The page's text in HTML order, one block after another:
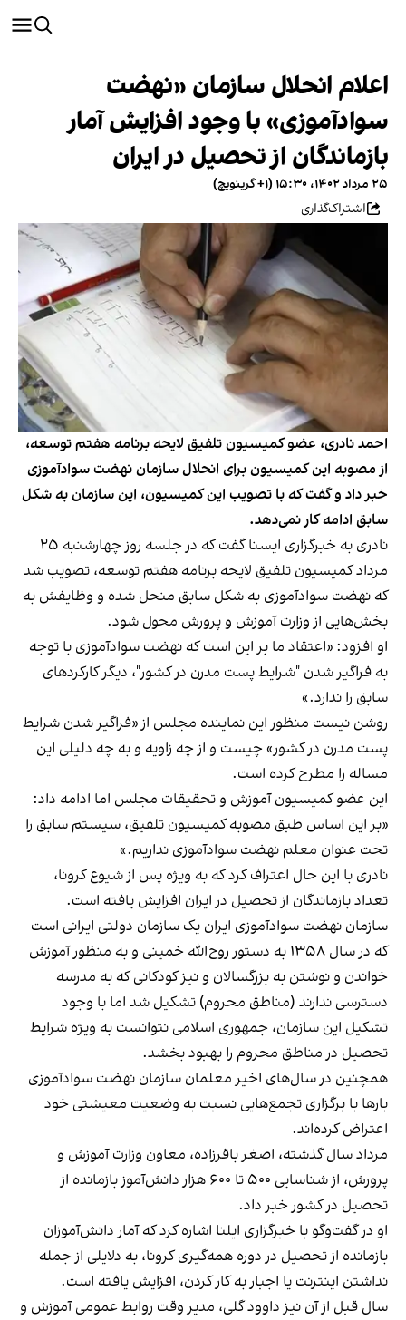
اعلام انحلال سازمان «نهضت
سوادآموزی» با وجود افزایش آمار
بازماندگان از تحصیل در ایران
۲۵ مرداد ۱۴۰۲، ۱۵:۳۰ (‎+۱ گرینویچ)
اشتراک‌گذاری
احمد نادری، عضو کمیسیون تلفیق لایحه برنامه هفتم توسعه،
از مصوبه این کمیسیون برای انحلال سازمان نهضت سوادآموزی
خبر داد و گفت که با تصویب این کمیسیون، این سازمان به شکل
سابق ادامه کار نمی‌دهد.
نادری به خبرگزاری ایسنا گفت که در جلسه روز چهارشنبه ۲۵
مرداد کمیسیون تلفیق لایحه برنامه هفتم توسعه، تصویب شد
که نهضت سوادآموزی به شکل سابق منحل شده و وظایفش به
بخش‌هایی از وزارت آموزش و پرورش محول شود.
او افزود: «اعتقاد ما بر این است که نهضت سوادآموزی با توجه
به فراگیر شدن "شرایط پست مدرن در کشور"، دیگر کارکردهای
سابق را ندارد.»
روشن نیست منظور این نماینده مجلس از «فراگیر شدن شرایط
پست مدرن در کشور» چیست و از چه زاویه و به چه دلیلی این
مساله را مطرح کرده است.
این عضو کمیسیون آموزش و تحقیقات مجلس اما ادامه داد:
«بر این اساس طبق مصوبه کمیسیون تلفیق‌،‌ سیستم سابق را
تحت عنوان معلم نهضت سوادآموزی نداریم.»
نادری با این حال اعتراف کرد که به ویژه پس از شیوع کرونا،
تعداد بازماندگان از تحصیل در ایران افزایش یافته است.
سازمان نهضت سوادآموزی ایران یک سازمان دولتی ایرانی است
که در سال ۱۳۵۸ به دستور روح‌الله خمینی و به منظور آموزش
خواندن و نوشتن به بزرگسالان و نیز کودکانی که به مدرسه
دسترسی ندارند (مناطق محروم) تشکیل شد اما با وجود
تشکیل این سازمان، جمهوری اسلامی نتوانست به ویژه شرایط
تحصیل در مناطق محروم را بهبود بخشد.
همچنین در سال‌های اخیر معلمان سازمان نهضت سوادآموزی
بارها با برگزاری تجمع‌هایی نسبت به وضعیت معیشتی خود
اعتراض کرده‌اند.
مرداد سال گذشته، اصغر باقرزاده، معاون وزارت آموزش و
پرورش، از شناسایی ۵۰۰ تا ۶۰۰ هزار دانش‌آموز بازمانده از
تحصیل در کشور خبر داد.
او در گفت‌وگو با خبرگزاری ایلنا اشاره کرد که آمار دانش‌آموزان
بازمانده از تحصیل در دوره همه‌گیری کرونا، به دلایلی از جمله
نداشتن اینترنت یا اجبار به کار کردن، افزایش یافته است.
سال قبل از آن نیز داوود گلی، مدیر وقت روابط عمومی آموزش و